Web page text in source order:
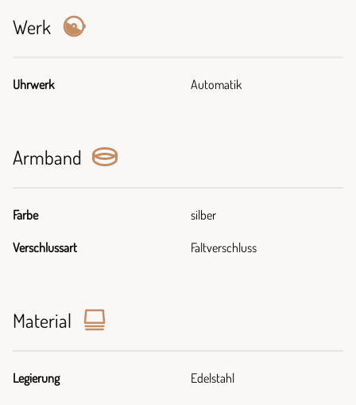
Werk
Uhrwerk Automatik
Armband
Farbe silber
Verschlussart Faltverschluss
Material
Legierung Edelstahl